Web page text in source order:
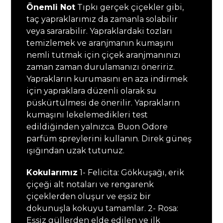
Önemli Not Tıpkı gerçek çiçekler gibi,
taç yapraklarımız da zamanla solabilir
veya sararabilir. Yapraklardaki tozları
temizlemek ve aranjmanın kumaşını
nemli tutmak için çiçek aranjmanınızı
zaman zaman durulamanızı öneririz.
Yaprakların kurumasını en aza indirmek
için yapraklara düzenli olarak su
püskürtülmesi de önerilir. Yaprakların
kumaşını lekelemedikleri test
edildiğinden yalnızca. Buon Odore
parfüm spreylerini kullanın. Direk güneş
ışığından uzak tutunuz.
Kokularımız 1- Felicita: Gökkuşağı, erik
çiçeği alt notaları ve rengarenk
çiçeklerden oluşur ve eşsiz bir
dokunuşla kokuyu tamamlar. 2- Rosa:
Eşsiz güllerden elde edilen ve ilk